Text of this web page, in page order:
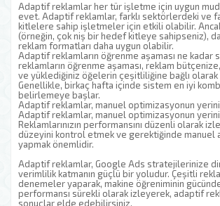
Adaptif reklamlar her tür işletme için uygun
evet. Adaptif reklamlar, farklı sektörlerdeki ve
kitlelere sahip işletmeler için etkili olabilir.
(örneğin, çok niş bir hedef kitleye sahipseniz),
reklam formatları daha uygun olabilir.
Adaptif reklamların öğrenme aşaması ne kadar
reklamların öğrenme aşaması, reklam
ve yüklediğiniz öğelerin çeşitliliğine bağlı
Genellikle, birkaç hafta içinde sistem en iyi
belirlemeye başlar.
Adaptif reklamlar, manuel optimizasyonun
Adaptif reklamlar, manuel optimizasyonun
Reklamlarınızın performansını düzenli olarak
düzeyini kontrol etmek ve gerektiğinde manuel
yapmak önemlidir.
Adaptif reklamlar, Google Ads stratejilerinize
verimlilik katmanın güçlü bir yoludur. Çeşitli
denemeler yaparak, makine öğreniminin
performansı sürekli olarak izleyerek, adaptif
sonuçlar elde edebilirsiniz.